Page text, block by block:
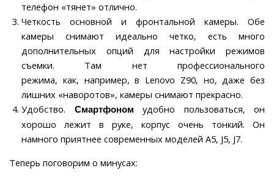
телефон «тянет» отлично.
Четкость основной и фронтальной камеры. Обе
камеры снимают идеально четко, есть много
дополнительных опций для настройки режимов
съемки. Там нет профессионального
режима, как, например, в Lenovo Z90, но, даже без
лишних «наворотов», камеры снимают прекрасно.
Удобство.
Смартфоном
удобно пользоваться, он
хорошо лежит в руке, корпус очень тонкий. Он
намного приятнее современных моделей A5, J5, J7.
Теперь поговорим о минусах: